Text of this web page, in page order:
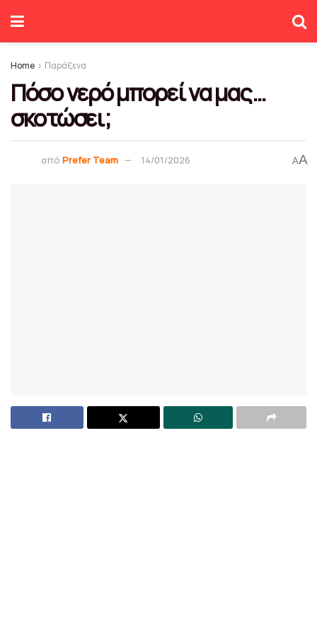
Home Παράξενα
Πόσο νερό μπορεί να μας…
σκοτώσει;
από Prefer Team 14/01/2026 AA